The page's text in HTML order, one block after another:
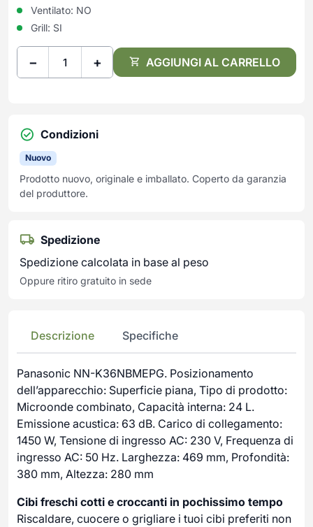
Ventilato: NO
Grill: SI
− + AGGIUNGI AL CARRELLO
Condizioni
Nuovo
Prodotto nuovo, originale e imballato. Coperto da garanzia
del produttore.
Spedizione
Spedizione calcolata in base al peso
Oppure ritiro gratuito in sede
Descrizione Specifiche
Panasonic NN-K36NBMEPG. Posizionamento
dell’apparecchio: Superficie piana, Tipo di prodotto:
Microonde combinato, Capacità interna: 24 L.
Emissione acustica: 63 dB. Carico di collegamento:
1450 W, Tensione di ingresso AC: 230 V, Frequenza di
ingresso AC: 50 Hz. Larghezza: 469 mm, Profondità:
380 mm, Altezza: 280 mm
Cibi freschi cotti e croccanti in pochissimo tempo
Riscaldare, cuocere o grigliare i tuoi cibi preferiti non